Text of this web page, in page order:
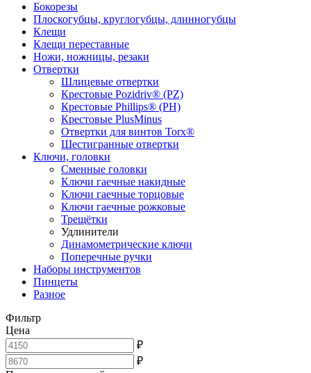
Бокорезы
Плоскогубцы, круглогубцы, длинногубцы
Клещи
Клещи переставные
Ножи, ножницы, резаки
Отвертки
Шлицевые отвертки
Крестовые Pozidriv® (PZ)
Крестовые Phillips® (PH)
Крестовые PlusMinus
Отвертки для винтов Torx®
Шестигранные отвертки
Ключи, головки
Сменные головки
Ключи гаечные накидные
Ключи гаечные торцовые
Ключи гаечные рожковые
Трещётки
Удлинители
Динамометрические ключи
Поперечные ручки
Наборы инструментов
Пинцеты
Разное
Фильтр
Цена
₽
₽